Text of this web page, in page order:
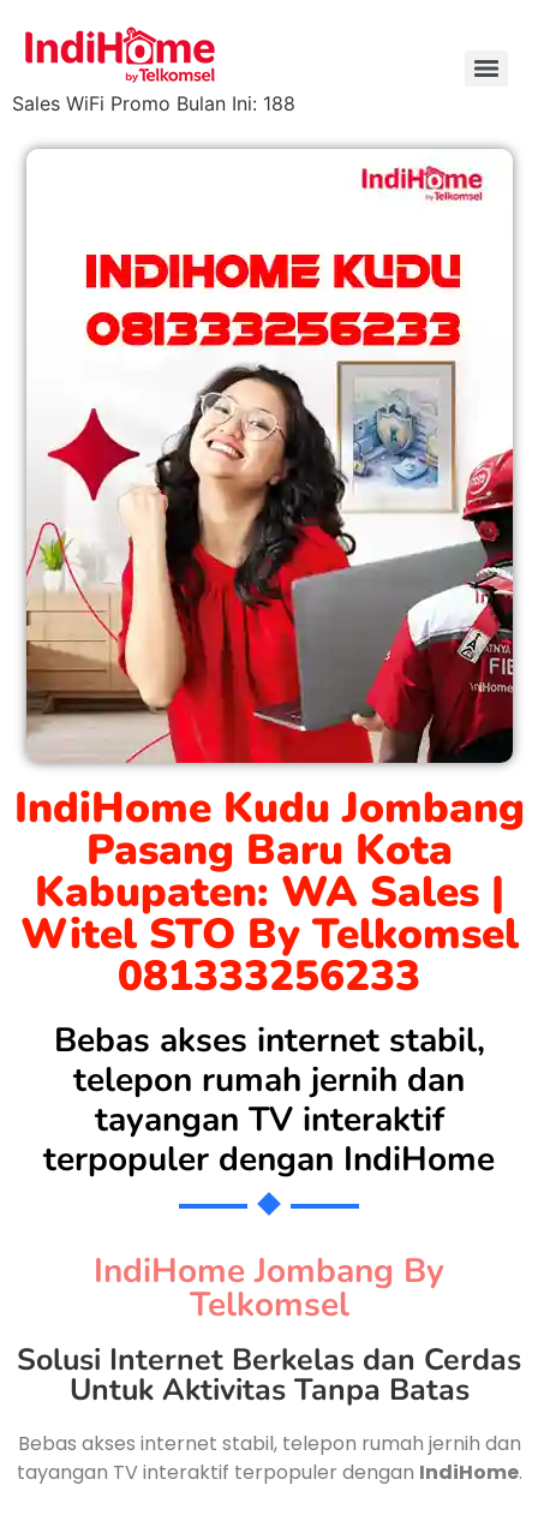
Sales WiFi Promo Bulan Ini: 188
IndiHome Kudu Jombang
Pasang Baru Kota
Kabupaten: WA Sales |
Witel STO By Telkomsel
081333256233
Bebas akses internet stabil,
telepon rumah jernih dan
tayangan TV interaktif
terpopuler dengan IndiHome
IndiHome Jombang By
Telkomsel
Solusi Internet Berkelas dan Cerdas
Untuk Aktivitas Tanpa Batas
Bebas akses internet stabil, telepon rumah jernih dan
tayangan TV interaktif terpopuler dengan IndiHome.